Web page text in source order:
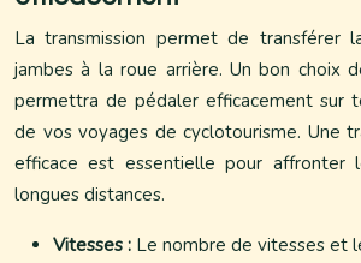
La transmission permet de transférer
jambes à la roue arrière. Un bon choix
permettra de pédaler efficacement sur
de vos voyages de cyclotourisme. Une
efficace est essentielle pour affronter
longues distances.
Vitesses : Le nombre de vitesses et